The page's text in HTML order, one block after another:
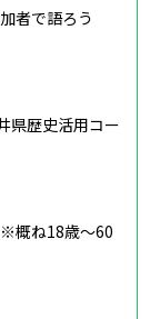
者で語ろう
歴史活用コー
概ね18歳～60